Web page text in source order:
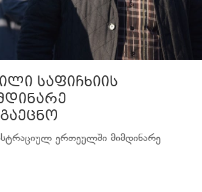
საფიჩხიის
ერთეულში მიმდინარე